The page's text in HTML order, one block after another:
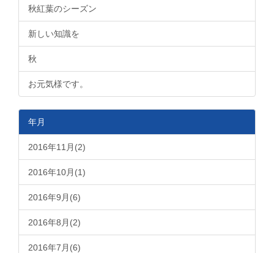
秋紅葉のシーズン
新しい知識を
秋
お元気様です。
年月
2016年11月(2)
2016年10月(1)
2016年9月(6)
2016年8月(2)
2016年7月(6)